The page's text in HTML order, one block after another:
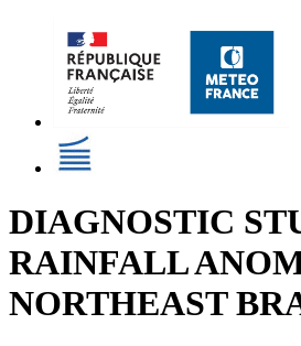
DIAGNOSTIC
RAINFALL
NORTHEAST